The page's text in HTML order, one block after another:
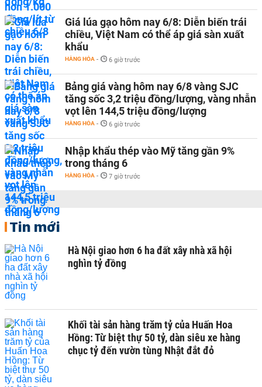
Giá lúa gạo hôm nay 6/8: Diễn biến trái
chiều, Việt Nam có thể áp giá sàn xuất
khẩu
HÀNG HÓA - 6 giờ trước
Bảng giá vàng hôm nay 6/8 vàng SJC
tăng sốc 3,2 triệu đồng/lượng, vàng nhẫn
vọt lên 144,5 triệu đồng/lượng
HÀNG HÓA - 6 giờ trước
Nhập khẩu thép vào Mỹ tăng gần 9%
trong tháng 6
HÀNG HÓA - 7 giờ trước
Tin mới
Hà Nội giao hơn 6 ha đất xây nhà xã hội
nghìn tỷ đồng
Khối tài sản hàng trăm tỷ của Huấn Hoa
Hồng: Từ biệt thự 50 tỷ, dàn siêu xe hàng
chục tỷ đến vườn tùng Nhật đắt đỏ